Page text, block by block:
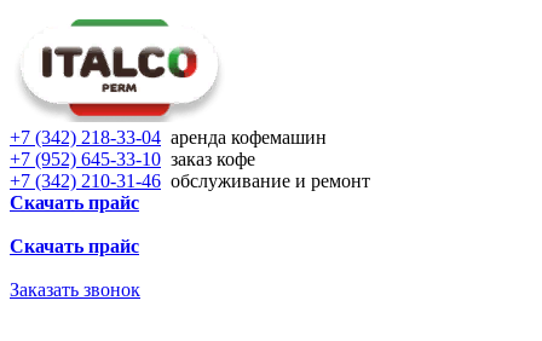
+7 (342) 218-33-04 аренда кофемашин
+7 (952) 645-33-10 заказ кофе
+7 (342) 210-31-46 обслуживание и ремонт
Скачать прайс
Скачать прайс
Заказать звонок